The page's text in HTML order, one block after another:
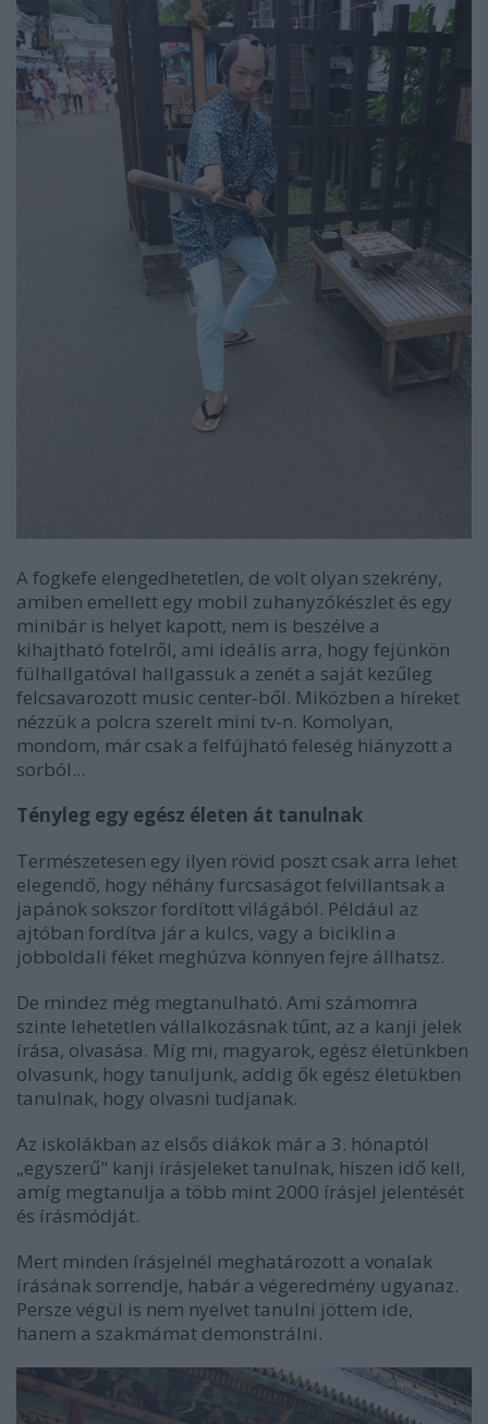
A fogkefe elengedhetetlen, de volt olyan szekrény,
amiben emellett egy mobil zuhanyzókészlet és egy
minibár is helyet kapott, nem is beszélve a
kihajtható fotelről, ami ideális arra, hogy fejünkön
fülhallgatóval hallgassuk a zenét a saját kezűleg
felcsavarozott music center-ből. Miközben a híreket
nézzük a polcra szerelt mini tv-n. Komolyan,
mondom, már csak a felfújható feleség hiányzott a
sorból...
Tényleg egy egész életen át tanulnak
Természetesen egy ilyen rövid poszt csak arra lehet
elegendő, hogy néhány furcsaságot felvillantsak a
japánok sokszor fordított világából. Például az
ajtóban fordítva jár a kulcs, vagy a biciklin a
jobboldali féket meghúzva könnyen fejre állhatsz.
De mindez még megtanulható. Ami számomra
szinte lehetetlen vállalkozásnak tűnt, az a kanji jelek
írása, olvasása. Míg mi, magyarok, egész életünkben
olvasunk, hogy tanuljunk, addig ők egész életükben
tanulnak, hogy olvasni tudjanak.
Az iskolákban az elsős diákok már a 3. hónaptól
„egyszerű" kanji írásjeleket tanulnak, hiszen idő kell,
amíg megtanulja a több mint 2000 írásjel jelentését
és írásmódját.
Mert minden írásjelnél meghatározott a vonalak
írásának sorrendje, habár a végeredmény ugyanaz.
Persze végül is nem nyelvet tanulni jöttem ide,
hanem a szakmámat demonstrálni.